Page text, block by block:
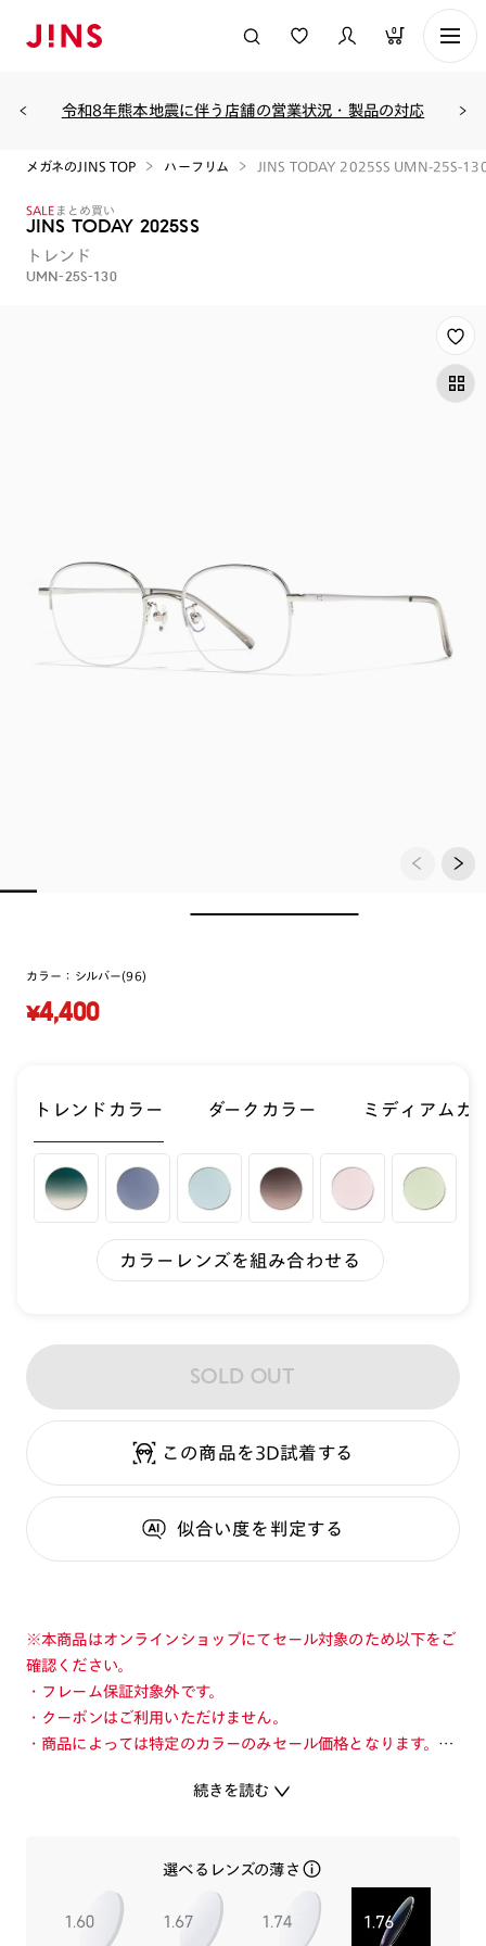
0
令和8年熊本地震に伴う店舗の営業状況・製品の対応
メガネのJINS TOP ハーフリム JINS TODAY 2025SS UMN-25S-
SALE まとめ買い
JINS TODAY 2025SS
トレンド
UMN-25S-130
カラー： シルバー(96)
¥4,400
トレンドカラー ダークカラー ミディアムカ
カラーレンズを組み合わせる
SOLD OUT
この商品を3D試着する
似合い度を判定する
※本商品はオンラインショップにてセール対象のため以下をご
確認ください。
・フレーム保証対象外です。
・クーポンはご利用いただけません。
・商品によっては特定のカラーのみセール価格となります。カ
・店舗とオンラインショップで価格が異なる場合があります。
旬を着こなすメガネ「JINS TODAY」
続きを読む
選べるレンズの薄さ